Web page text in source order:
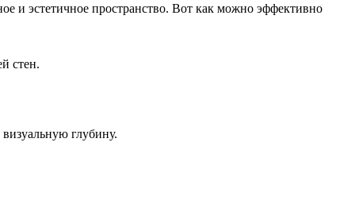
и эстетичное пространство. Вот как можно эффективно
стен.
глубину.